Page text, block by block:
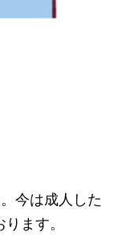
今は成人した
ます。